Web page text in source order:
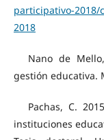
participativo-
2018
Nano de
gestión educativa.
Pachas, C.
instituciones